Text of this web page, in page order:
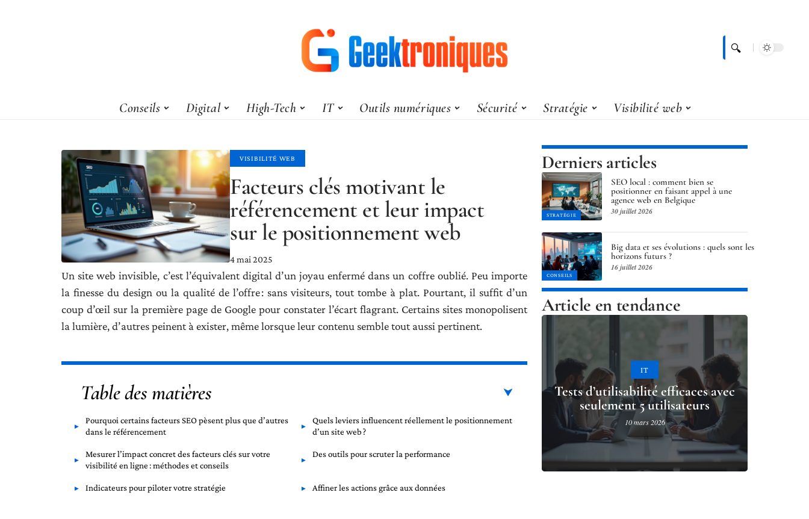
Conseils Digital High-Tech IT Outils numériques Sécurité Stratégie Visibilité web
VISIBILITÉ WEB
Facteurs clés motivant le
référencement et leur impact
sur le positionnement web
4 mai 2025
Un site web invisible, c’est l’équivalent digital d’un joyau enfermé dans un coffre oublié. Peu importe
la finesse du design ou la qualité de l’offre : sans visiteurs, tout tombe à plat. Pourtant, il suffit d’un
coup d’œil sur la première page de Google pour constater l’écart flagrant. Certains sites monopolisent
la lumière, d’autres peinent à exister, même lorsque leur contenu semble tout aussi pertinent.
Table des matières
Pourquoi certains facteurs SEO pèsent plus que d’autres
dans le référencement
Quels leviers influencent réellement le positionnement
d’un site web ?
Mesurer l’impact concret des facteurs clés sur votre
visibilité en ligne : méthodes et conseils
Des outils pour scruter la performance
Indicateurs pour piloter votre stratégie Affiner les actions grâce aux données
Derniers articles
STRATÉGIE
SEO local : comment bien se
positionner en faisant appel à une
agence web en Belgique
30 juillet 2026
CONSEILS
Big data et ses évolutions : quels sont les
horizons futurs ?
16 juillet 2026
Article en tendance
IT
Tests d’utilisabilité efficaces avec
seulement 5 utilisateurs
10 mars 2026